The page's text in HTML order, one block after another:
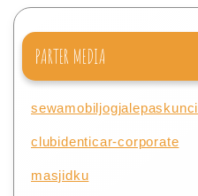
PARTER MEDIA
sewamobiljogjalepaskunci
clubidenticar-corporate
masjidku